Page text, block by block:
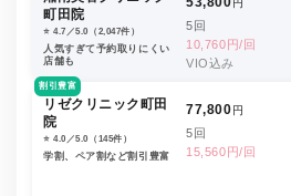
町田院
⭐️ 4.7／5.0（2,047件）
人気すぎて予約取りにくい
店舗も
円
5回
10,760円/回
VIO込み
割引豊富
リゼクリニック町田
院
⭐️ 4.0／5.0（145件）
学割、ペア割など割引豊富
77,800円
5回
15,560円/回